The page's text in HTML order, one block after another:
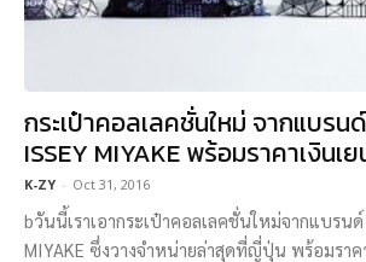
กระเป๋าคอลเลคชั่นใหม่ จากแบรน
ISSEY MIYAKE พร้อมราคาเงินเย
K-ZY - Oct 31, 2016
bวันนี้เราเอากระเป๋าคอลเลคชั่นใหม่จากแบรนด์
MIYAKE ซึ่งวางจำหน่ายล่าสุดที่ญี่ปุ่น พร้อมราค